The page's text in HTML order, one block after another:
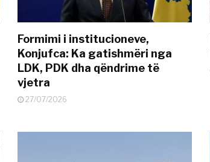
Formimi i institucioneve,
Konjufca: Ka gatishmëri nga
LDK, PDK dha qëndrime të
vjetra
27/07/2026